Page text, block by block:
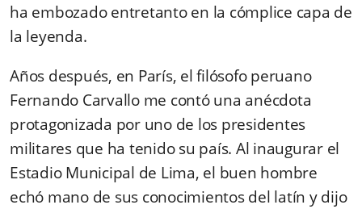
ha embozado entretanto en la cómplice capa de
la leyenda.
Años después, en París, el filósofo peruano
Fernando Carvallo me contó una anécdota
protagonizada por uno de los presidentes
militares que ha tenido su país. Al inaugurar el
Estadio Municipal de Lima, el buen hombre
echó mano de sus conocimientos del latín y dijo